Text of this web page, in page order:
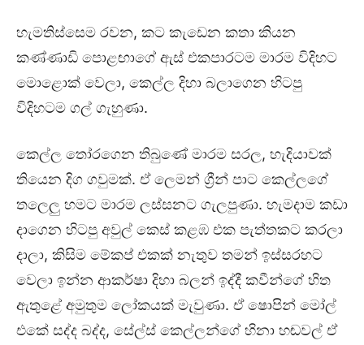
හැමතිස්සෙම රවන, කට කැඩෙන කතා කියන
කණ්ණාඩි පොළඟාගේ ඇස් එකපාරටම මාරම විදිහට
මොළොක් වෙලා, කෙල්ල දිහා බලාගෙන හිටපු
විදිහටම ගල් ගැහුණා.
කෙල්ල තෝරගෙන තිබුණේ මාරම සරල, හැදියාවක්
තියෙන දිග ගවුමක්. ඒ ලෙමන් ග්‍රීන් පාට කෙල්ලගේ
තලෙලු හමට මාරම ලස්සනට ගැලපුණා. හැමදාම කඩා
දාගෙන හිටපු අවුල් කෙස් කළඹ එක පැත්තකට කරලා
දාලා, කිසිම මේකප් එකක් නැතුව තමන් ඉස්සරහට
වෙලා ඉන්න ආකර්ෂා දිහා බලන් ඉද්දී කවීන්ගේ හිත
ඇතුළේ අමුතුම ලෝකයක් මැවුණා. ඒ ෂොපින් මෝල්
එකේ සද්ද බද්ද, සේල්ස් කෙල්ලන්ගේ හිනා හඬවල් ඒ